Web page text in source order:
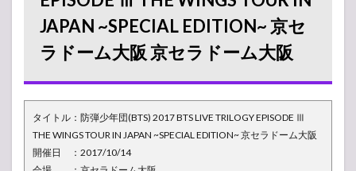
Ⅲ THE
WINGS
JAPAN
EDITION~
京セラド
ーム大阪
JAPAN ~SPECIAL EDITION~ 京セ
ラドーム大阪 京セラドーム大阪
タイトル：防弾少年団(BTS) 2017 BTS LIVE TRILOGY EPISODE Ⅲ
THE WINGS TOUR IN JAPAN ~SPECIAL EDITION~ 京セラドーム大阪
開催日 ：2017/10/14